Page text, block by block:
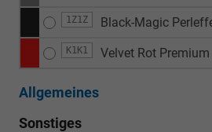
1Z1Z Black-Magic
K1K1 Velvet Rot
Allgemeines
Sonstiges